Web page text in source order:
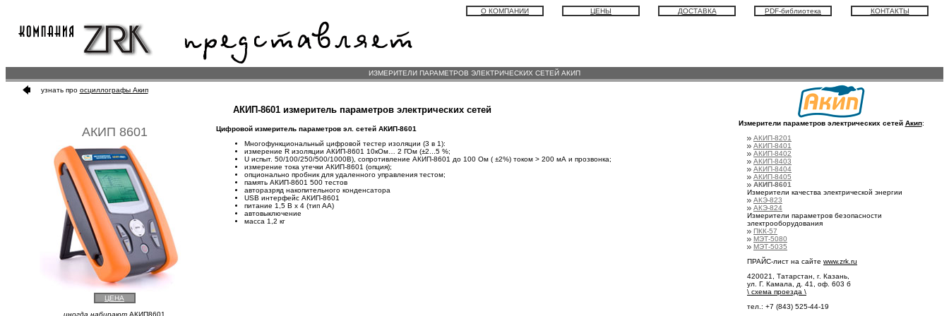
О КОМПАНИИ ЦЕНЫ ДОСТАВКА PDF-библиотека КОНТАКТЫ
ИЗМЕРИТЕЛИ ПАРАМЕТРОВ ЭЛЕКТРИЧЕСКИХ СЕТЕЙ АКИП
узнать про осциллографы Акип
АКИП-8601 измеритель параметров электрических сетей
АКИП 8601
Цифровой измеритель параметров эл. сетей АКИП-8601
Многофункциональный цифровой тестер изоляции (3 в 1):
измерение R изоляции АКИП-8601 10кОм… 2 ГОм (±2...5 %;
U испыт. 50/100/250/500/1000В), сопротивление АКИП-8601 до 100 Ом ( ±2%) током > 200 мА и прозвонка;
измерение тока утечки АКИП-8601 (опция);
опционально пробник для удаленного управления тестом;
память АКИП-8601 500 тестов
авторазряд накопительного конденсатора
USB интерфейс АКИП-8601
питание 1,5 В х 4 (тип АА)
автовыключение
масса 1,2 кг
ЦЕНА
иногда набирают АКИП8601
Измерители параметров электрических сетей Акип:
АКИП-8201
АКИП-8401
АКИП-8402
АКИП-8403
АКИП-8404
АКИП-8405
АКИП-8601
Измерители качества электрической энергии
АКЭ-823
АКЭ-824
Измерители параметров безопасности
электрооборудования
ПКК-57
МЭТ-5080
МЭТ-5035
ПРАЙС-лист на сайте www.zrk.ru
420021, Татарстан, г. Казань,
ул. Г. Камала, д. 41, оф. 603 б
\ схема проезда \
тел.: +7 (843) 525-44-19